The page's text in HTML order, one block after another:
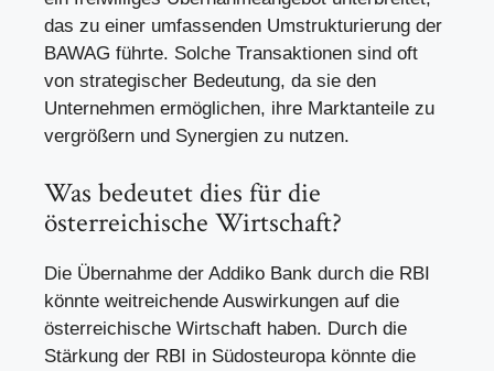
das zu einer umfassenden Umstrukturierung der
BAWAG führte. Solche Transaktionen sind oft
von strategischer Bedeutung, da sie den
Unternehmen ermöglichen, ihre Marktanteile zu
vergrößern und Synergien zu nutzen.
Was bedeutet dies für die
österreichische Wirtschaft?
Die Übernahme der Addiko Bank durch die RBI
könnte weitreichende Auswirkungen auf die
österreichische Wirtschaft haben. Durch die
Stärkung der RBI in Südosteuropa könnte die